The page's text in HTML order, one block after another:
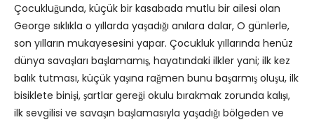
Çocukluğunda, küçük bir kasabada mutlu bir ailesi olan
George sıklıkla o yıllarda yaşadığı anılara dalar, O günlerle,
son yılların mukayesesini yapar. Çocukluk yıllarında henüz
dünya savaşları başlamamış, hayatındaki ilkler yani; ilk kez
balık tutması, küçük yaşına rağmen bunu başarmış oluşu, ilk
bisiklete binişi, şartlar gereği okulu bırakmak zorunda kalışı,
ilk sevgilisi ve savaşın başlamasıyla yaşadığı bölgeden ve